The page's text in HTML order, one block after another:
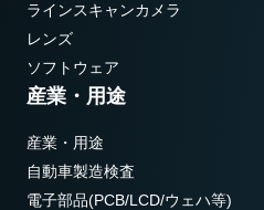
ラインスキャンカメラ
レンズ
ソフトウェア
産業・用途
産業・用途
自動車製造検査
電子部品(PCB/LCD/ウェハ等)